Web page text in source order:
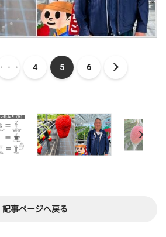
・・・ 4 5 6
記事ページへ戻る